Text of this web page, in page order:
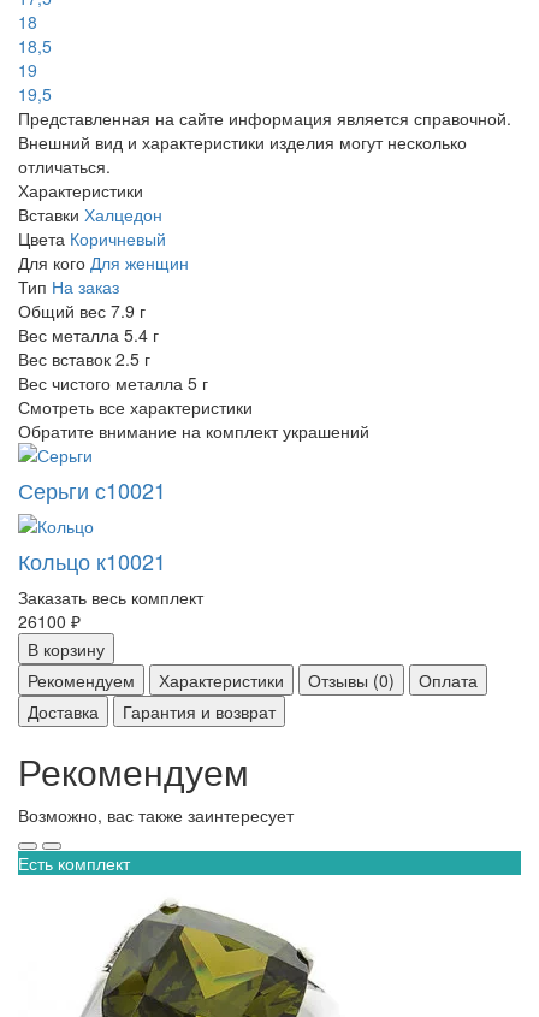
18
18,5
19
19,5
Представленная на сайте информация является справочной.
Внешний вид и характеристики изделия могут несколько
отличаться.
Характеристики
Вставки Халцедон
Цвета Коричневый
Для кого Для женщин
Тип На заказ
Общий вес 7.9 г
Вес металла 5.4 г
Вес вставок 2.5 г
Вес чистого металла 5 г
Смотреть все характеристики
Обратите внимание на комплект украшений
Серьги с10021
Кольцо к10021
Заказать весь комплект
26100 ₽
В корзину
Рекомендуем
Характеристики Отзывы (0)
Оплата
Доставка
Гарантия и возврат
Рекомендуем
Возможно, вас также заинтересует
Есть комплект